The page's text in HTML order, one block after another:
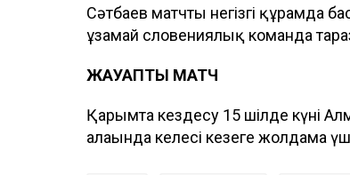
Сәтбаев матчты негізгі құрамда
ұзамай словениялық команда
ЖАУАПТЫ МАТЧ
Қарымта кездесу 15 шілде күні
алаңында келесі кезеңге жолдама